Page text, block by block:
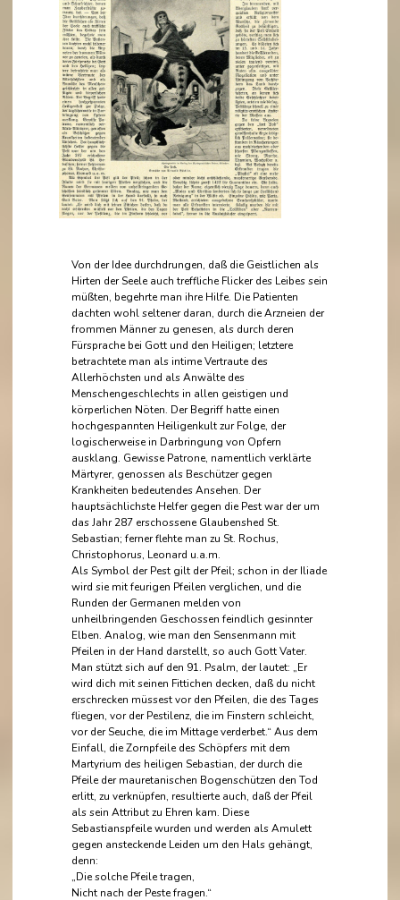
Von der Idee durchdrungen, daß die Geistlichen als
Hirten der Seele auch treffliche Flicker des Leibes sein
müßten, begehrte man ihre Hilfe. Die Patienten
dachten wohl seltener daran, durch die Arzneien der
frommen Männer zu genesen, als durch deren
Fürsprache bei Gott und den Heiligen; letztere
betrachtete man als intime Vertraute des
Allerhöchsten und als Anwälte des
Menschengeschlechts in allen geistigen und
körperlichen Nöten. Der Begriff hatte einen
hochgespannten Heiligenkult zur Folge, der
logischerweise in Darbringung von Opfern
ausklang. Gewisse Patrone, namentlich verklärte
Märtyrer, genossen als Beschützer gegen
Krankheiten bedeutendes Ansehen. Der
hauptsächlichste Helfer gegen die Pest war der um
das Jahr 287 erschossene Glaubenshed St.
Sebastian; ferner flehte man zu St. Rochus,
Christophorus, Leonard u.a.m.
Als Symbol der Pest gilt der Pfeil; schon in der Iliade
wird sie mit feurigen Pfeilen verglichen, und die
Runden der Germanen melden von
unheilbringenden Geschossen feindlich gesinnter
Elben. Analog, wie man den Sensenmann mit
Pfeilen in der Hand darstellt, so auch Gott Vater.
Man stützt sich auf den 91. Psalm, der lautet: „Er
wird dich mit seinen Fittichen decken, daß du nicht
erschrecken müssest vor den Pfeilen, die des Tages
fliegen, vor der Pestilenz, die im Finstern schleicht,
vor der Seuche, die im Mittage verderbet.“ Aus dem
Einfall, die Zornpfeile des Schöpfers mit dem
Martyrium des heiligen Sebastian, der durch die
Pfeile der mauretanischen Bogenschützen den Tod
erlitt, zu verknüpfen, resultierte auch, daß der Pfeil
als sein Attribut zu Ehren kam. Diese
Sebastianspfeile wurden und werden als Amulett
gegen ansteckende Leiden um den Hals gehängt,
denn:
„Die solche Pfeile tragen,
Nicht nach der Peste fragen.“